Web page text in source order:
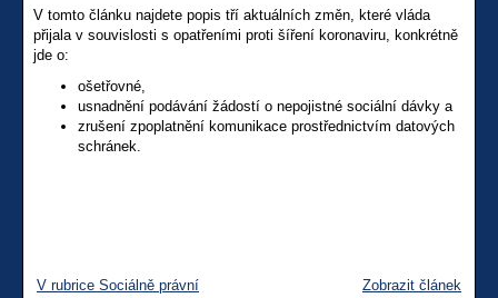
V tomto článku najdete popis tří aktuálních změn, které vláda
přijala v souvislosti s opatřeními proti šíření koronaviru, konkrétně
jde o:
ošetřovné,
usnadnění podávání žádostí o nepojistné sociální dávky a
zrušení zpoplatnění komunikace prostřednictvím datových
schránek.
V rubrice Sociálně právní
Zobrazit článek